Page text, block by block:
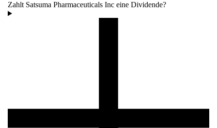
Zahlt Satsuma Pharmaceuticals Inc eine Dividende?